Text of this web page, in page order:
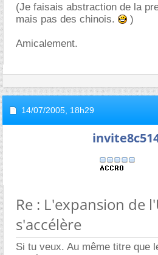
(Je faisais abstraction de la
mais pas des chinois.
)
Amicalement.
14/07/2005, 18h29
Re : L'expansion de
s'accélère
Si tu veux. Au même titre que